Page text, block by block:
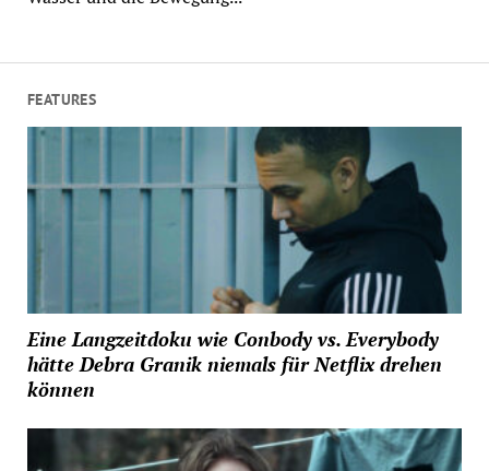
FEATURES
Eine Langzeitdoku wie Conbody vs. Everybody
hätte Debra Granik niemals für Netflix drehen
können